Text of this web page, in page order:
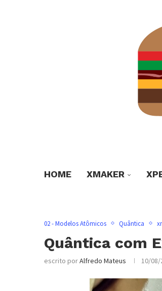
HOME XMAKER
02 - Modelos Atômicos Quântica
Quântica com
escrito porAlfredo Mateus 10/08/